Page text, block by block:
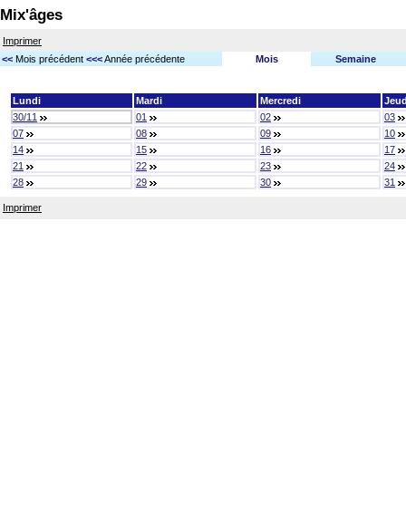
Mix'âges
Imprimer
<< Mois précédent <<<Année précédente Mois Semaine
Lundi Mardi Mercredi
30/11
01 02
03
07
08 09
10
14
15 16
17
21
22 23
24
28
29 30 31
Imprimer